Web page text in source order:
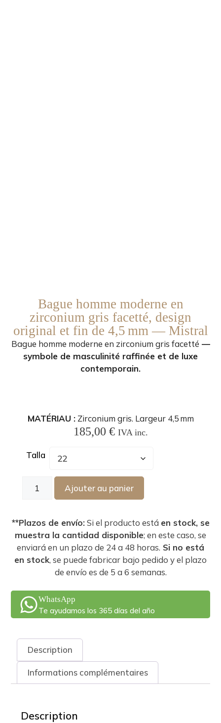
Bague homme moderne en
zirconium gris facetté, design
original et fin de 4,5 mm — Mistral
Bague homme moderne en zirconium gris facetté —
symbole de masculinité raffinée et de luxe
contemporain.
MATÉRIAU :Zirconium gris. Largeur 4,5 mm
185,00 € IVA inc.
Talla
Ajouter au panier
**Plazos de envío:Si el producto está en stock, se
muestra la cantidad disponible; en este caso, se
enviará en un plazo de 24 a 48 horas. Si no está
en stock, se puede fabricar bajo pedido y el plazo
de envío es de 5 a 6 semanas.
WhatsApp
Te ayudamos los 365 días del año
Description
Informations complémentaires
Description